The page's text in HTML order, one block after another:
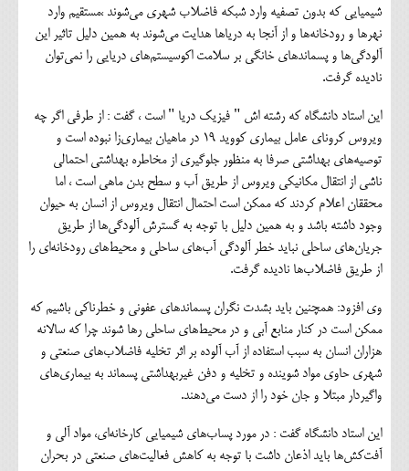
شیمیایی که بدون تصفیه وارد شبکه فاضلاب شهری می‌شوند ،مستقیم وارد
نهرها و رودخانه‌ها و از آنجا به دریاها هدایت می‌شوند به همین دلیل تاثیر این
آلودگی‌ها و پسماندهای خانگی بر سلامت اکوسیستم‌های دریایی را نمی‌توان
نادیده گرفت.
این استاد دانشگاه که رشته اش " فیزیک دریا " است ، گفت : از طرفی اگر چه
ویروس کرونای عامل بیماری کووید ۱۹ در ماهیان بیماری‌زا نبوده است و
توصیه‌های بهداشتی صرفا به منظور جلوگیری از مخاطره بهداشتی احتمالی
ناشی از انتقال مکانیکی ویروس از طریق آب و سطح بدن ماهی است ، اما
محققان اعلام کردند که ممکن است احتمال انتقال ویروس از انسان به حیوان
وجود داشته باشد و به همین دلیل با توجه به گسترش آلودگی‌ها از طریق
جریان‌های ساحلی نباید خطر آلودگی آب‌های ساحلی و محیط‌های رودخانه‌ای را
از طریق فاضلاب‌ها نادیده گرفت.
وی افزود: همچنین باید بشدت نگران پسماندهای عفونی و خطرناکی باشیم که
ممکن است در کنار منابع آبی و در محیط‌های ساحلی رها شوند چرا که سالانه
هزاران انسان به سبب استفاده از آب آلوده بر اثر تخلیه فاضلاب‌های صنعتی و
شهری حاوی مواد شوینده و تخلیه و دفن غیربهداشتی پسماند به بیماری‌های
واگیردار مبتلا و جان خود را از دست می‌دهند.
این استاد دانشگاه گفت : در مورد پساب‌های شیمیایی کارخانه‌ای، مواد آلی و
آفت‌کش‌ها باید اذعان داشت با توجه به کاهش فعالیت‌های صنعتی در بحران